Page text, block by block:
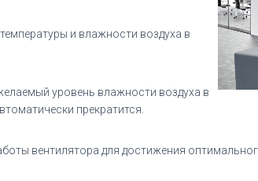
и влажности воздуха в
уровень влажности воздуха в
прекратится.
вентилятора для достижения